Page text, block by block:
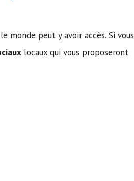
monde peut y avoir accès. Si vous
locaux qui vous proposeront